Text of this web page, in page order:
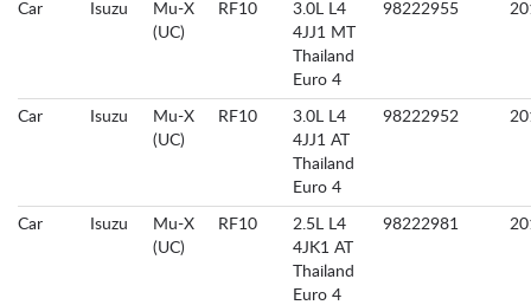
Car Isuzu
Mu-X
(UC)
RF10
3.0L L4
4JJ1 MT
Thailand
Euro 4
98222955
Car Isuzu
Mu-X
(UC)
RF10
3.0L L4
4JJ1 AT
Thailand
Euro 4
98222952
Car Isuzu
Mu-X
(UC)
RF10
2.5L L4
4JK1 AT
Thailand
Euro 4
98222981